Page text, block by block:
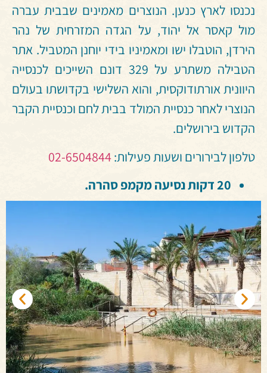
נכנסו לארץ כנען. הנוצרים מאמינים שבבית עברה
מול קאסר אל יהוד, על הגדה המזרחית של נהר
הירדן, הוטבלו ישו ומאמיניו בידי יוחנן המטביל. אתר
הטבילה משתרע על 329 דונם השייכים לכנסייה
היוונית אורתודוקסית, והוא השלישי בקדושתו בעולם
הנוצרי לאחר כנסיית המולד בבית לחם וכנסיית הקבר
הקדוש בירושלים.
טלפון לבירורים ושעות פעילות:02-6504844
20 דקות נסיעה מקמפ סהרה.